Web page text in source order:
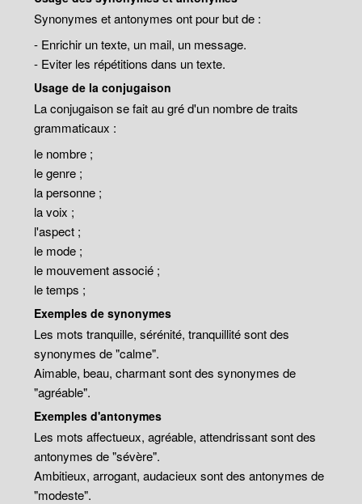
Synonymes et antonymes ont pour but de :
- Enrichir un texte, un mail, un message.
- Eviter les répétitions dans un texte.
Usage de la conjugaison
La conjugaison se fait au gré d'un nombre de traits
grammaticaux :
le nombre ;
le genre ;
la personne ;
la voix ;
l'aspect ;
le mode ;
le mouvement associé ;
le temps ;
Exemples de synonymes
Les mots tranquille, sérénité, tranquillité sont des
synonymes de "calme".
Aimable, beau, charmant sont des synonymes de
"agréable".
Exemples d'antonymes
Les mots affectueux, agréable, attendrissant sont des
antonymes de "sévère".
Ambitieux, arrogant, audacieux sont des antonymes de
"modeste".